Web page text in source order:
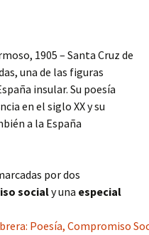
1905 – Santa Cruz de
una de las figuras
insular. Su poesía
en el siglo XX y su
a la España
por dos
socialy una especial
Poesía, Compromiso